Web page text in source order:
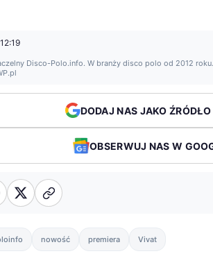
Disco-Polo.info. W branży disco polo od 2012
DODAJ NAS JAKO
OBSERWUJ NAS W
nowość premiera Vivat